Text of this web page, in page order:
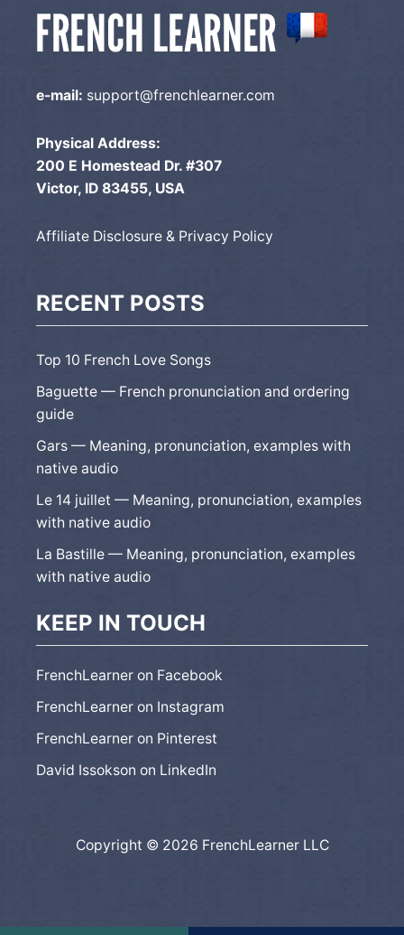
e-mail: support@frenchlearner.com
Physical Address:
200 E Homestead Dr. #307
Victor, ID 83455, USA
Affiliate Disclosure & Privacy Policy
RECENT POSTS
Top 10 French Love Songs
Baguette — French pronunciation and ordering
guide
Gars — Meaning, pronunciation, examples with
native audio
Le 14 juillet — Meaning, pronunciation, examples
with native audio
La Bastille — Meaning, pronunciation, examples
with native audio
KEEP IN TOUCH
FrenchLearner on Facebook
FrenchLearner on Instagram
FrenchLearner on Pinterest
David Issokson on LinkedIn
Copyright © 2026 FrenchLearner LLC